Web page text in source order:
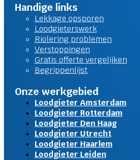
Handige links
Lekkage opsporen
Loodgieterswerk
Riolering problemen
Verstoppingen
Gratis offerte vergelijken
Begrippenlijst
Onze werkgebied
Loodgieter Amsterdam
Loodgieter Rotterdam
Loodgieter Den Haag
Loodgieter Utrecht
Loodgieter Haarlem
Loodgieter Leiden